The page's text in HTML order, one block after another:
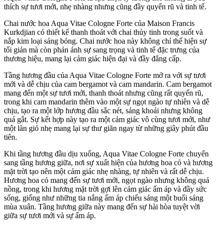
thích sự tươi mới, nhẹ nhàng nhưng cũng đầy quyến rũ và tinh tế.
Chai nước hoa Aqua Vitae Cologne Forte của Maison Francis
Kurkdjian có thiết kế thanh thoát với chai thủy tinh trong suốt và
nắp kim loại sáng bóng. Chai nước hoa này không chỉ thể hiện sự
tối giản mà còn phản ánh sự sang trọng và tinh tế đặc trưng của
thương hiệu, mang lại cảm giác hiện đại và đầy đẳng cấp.
Tầng hương đầu của Aqua Vitae Cologne Forte mở ra với sự tươi
mới và dễ chịu của cam bergamot và cam mandarin. Cam bergamot
mang đến một sự tươi mới, thanh thoát nhưng cũng rất quyến rũ,
trong khi cam mandarin thêm vào một sự ngọt ngào tự nhiên và dễ
chịu, tạo ra một lớp hương đầu sắc nét, sảng khoái nhưng không
quá gắt. Sự kết hợp này tạo ra một cảm giác vô cùng tươi mới, như
một làn gió nhẹ mang lại sự thư giãn ngay từ những giây phút đầu
tiên.
Khi tầng hương đầu dịu xuống, Aqua Vitae Cologne Forte chuyển
sang tầng hương giữa, nơi sự xuất hiện của hương hoa cỏ và hương
mặt trời tạo nên một cảm giác nhẹ nhàng, tự nhiên và rất dễ chịu.
Hương hoa cỏ mang đến sự tươi mới, ngọt ngào nhưng không quá
nồng, trong khi hương mặt trời gợi lên cảm giác ấm áp và đầy sức
sống, giống như những tia nắng ấm áp chiếu sáng một buổi sáng
mùa xuân. Tầng hương giữa này mang đến sự hài hòa tuyệt vời
giữa sự tươi mới và sự ấm áp.